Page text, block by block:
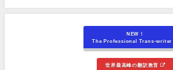
NEW！
The Professional Trans-writer
世界最高峰の翻訳教育